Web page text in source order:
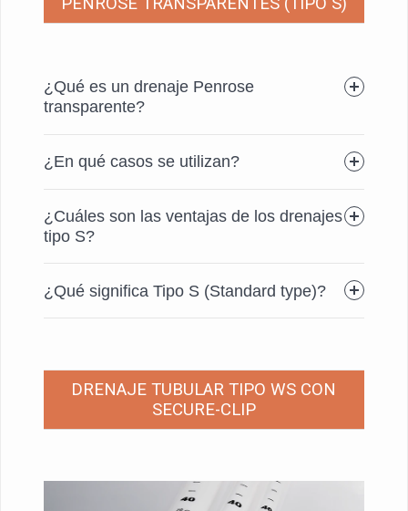
¿Qué es un drenaje Penrose
transparente?
¿En qué casos se utilizan?
¿Cuáles son las ventajas de los drenajes
tipo S?
¿Qué significa Tipo S (Standard type)?
DRENAJE TUBULAR TIPO WS CON
SECURE-CLIP